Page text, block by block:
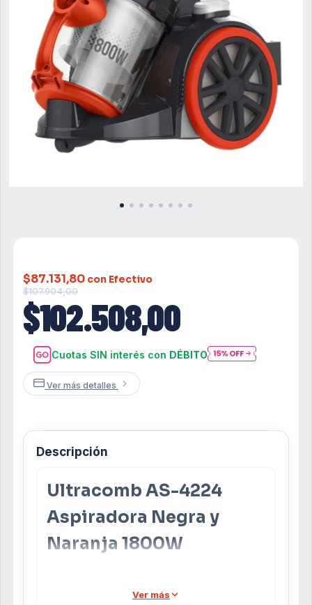
$102.508,00
$107.904,00
$87.131,80 con Efectivo
Cuotas SIN interés con DÉBITO
Ver más detalles
Descripción
Ultracomb AS-4224
Aspiradora Negra y
Naranja 1800W
Ver más